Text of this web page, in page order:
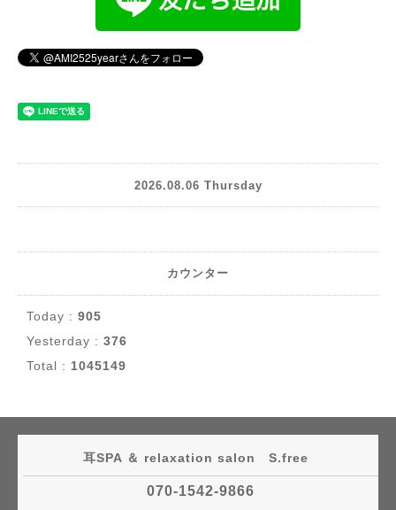
2026.08.06 Thursday
カウンター
Today : 905
Yesterday : 376
Total : 1045149
耳SPA ＆ relaxation salon S.free
070-1542-9866